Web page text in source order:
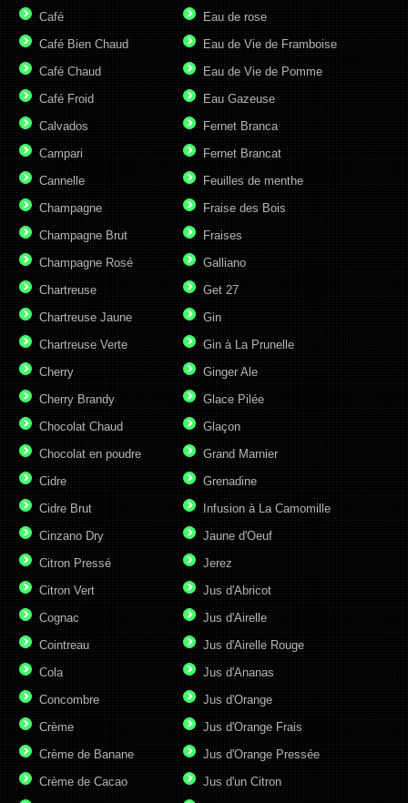
Café
Café Bien Chaud
Café Chaud
Café Froid
Calvados
Campari
Cannelle
Champagne
Champagne Brut
Champagne Rosé
Chartreuse
Chartreuse Jaune
Chartreuse Verte
Cherry
Cherry Brandy
Chocolat Chaud
Chocolat en poudre
Cidre
Cidre Brut
Cinzano Dry
Citron Pressé
Citron Vert
Cognac
Cointreau
Cola
Concombre
Crème
Crème de Banane
Crème de Cacao
Eau de rose
Eau de Vie de Framboise
Eau de Vie de Pomme
Eau Gazeuse
Fernet Branca
Fernet Brancat
Feuilles de menthe
Fraise des Bois
Fraises
Galliano
Get 27
Gin
Gin à La Prunelle
Ginger Ale
Glace Pilée
Glaçon
Grand Marnier
Grenadine
Infusion à La Camomille
Jaune d'Oeuf
Jerez
Jus d'Abricot
Jus d'Airelle
Jus d'Airelle Rouge
Jus d'Ananas
Jus d'Orange
Jus d'Orange Frais
Jus d'Orange Pressée
Jus d'un Citron